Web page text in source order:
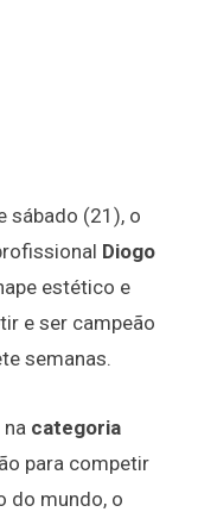
sábado (21), o
Diogo
estético e
e ser campeão
semanas.
categoria
para competir
do mundo, o